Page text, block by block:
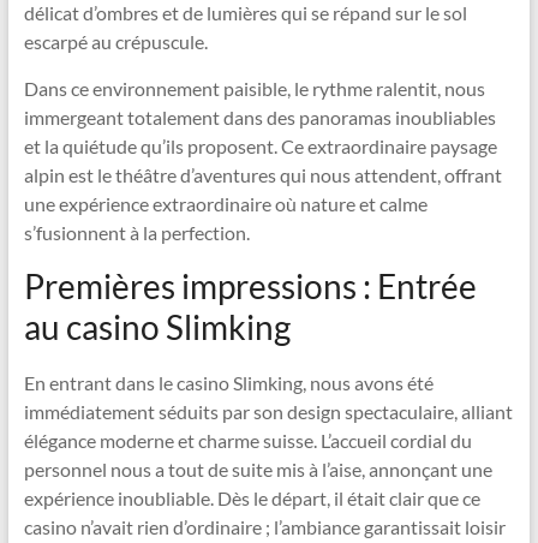
délicat d’ombres et de lumières qui se répand sur le sol
escarpé au crépuscule.
Dans ce environnement paisible, le rythme ralentit, nous
immergeant totalement dans des panoramas inoubliables
et la quiétude qu’ils proposent. Ce extraordinaire paysage
alpin est le théâtre d’aventures qui nous attendent, offrant
une expérience extraordinaire où nature et calme
s’fusionnent à la perfection.
Premières impressions : Entrée
au casino Slimking
En entrant dans le casino Slimking, nous avons été
immédiatement séduits par son design spectaculaire, alliant
élégance moderne et charme suisse. L’accueil cordial du
personnel nous a tout de suite mis à l’aise, annonçant une
expérience inoubliable. Dès le départ, il était clair que ce
casino n’avait rien d’ordinaire ; l’ambiance garantissait loisir